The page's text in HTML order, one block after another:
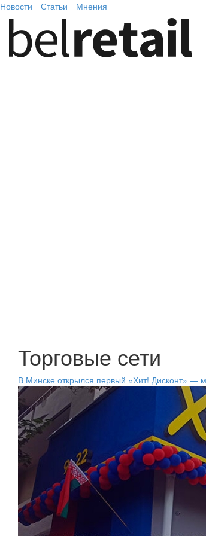
Новости Статьи Мнения
Торговые сети
В Минске открылся первый «Хит! Дисконт» —